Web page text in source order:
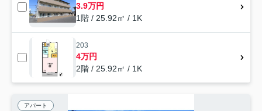
3.9万円
1階 / 25.92㎡ / 1K
203
4万円
2階 / 25.92㎡ / 1K
アパート